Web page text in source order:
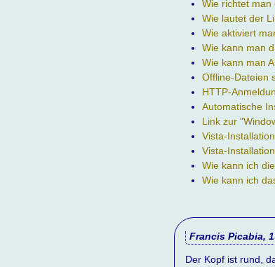
Wie richtet man
Wie lautet der
Wie aktiviert
Wie kann man
Wie kann man
Offline-Dateien
HTTP-
Automatische
Link zur
Vista-
Vista-
Wie kann ich
Wie kann ich
Francis Picabia,
Der Kopf ist rund,